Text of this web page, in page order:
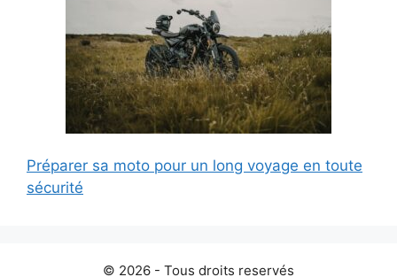
Préparer sa moto pour un long voyage en toute
sécurité
© 2026 - Tous droits reservés